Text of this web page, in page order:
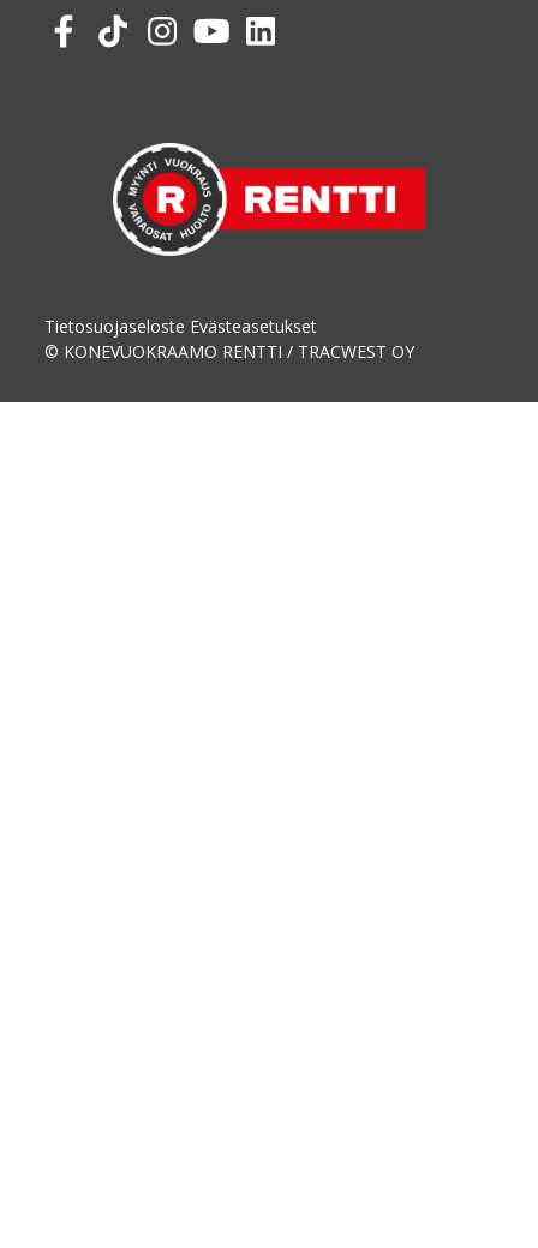
Tietosuojaseloste Evästeasetukset
© KONEVUOKRAAMO RENTTI / TRACWEST OY